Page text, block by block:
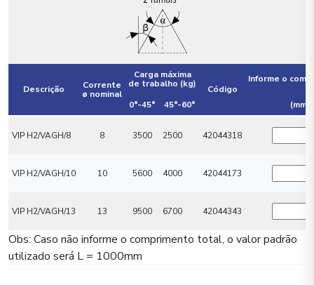
Descrição
Corrente
ø nominal
Carga máxima
de trabalho (kg)
Código
Informe o
0°-45° 45°-60° (mm)
VIP H2/VAGH/8 8 3500 2500 42044318
VIP H2/VAGH/10 10 5600 4000 42044173
VIP H2/VAGH/13 13 9500 6700 42044343
Obs: Caso não informe o comprimento total, o valor padrão
utilizado será L = 1000mm